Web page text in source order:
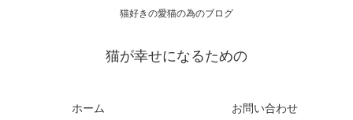
猫好きの愛猫の為のブログ
猫が幸せになるための
ホーム お問い合わせ